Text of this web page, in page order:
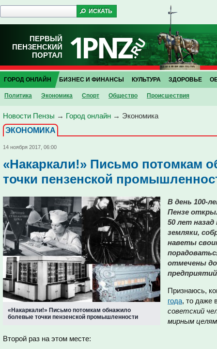
ПЕРВЫЙ
ПЕНЗЕНСКИЙ
ПОРТАЛ
ГОРОД ОНЛАЙН
Политика Экономика Спорт Общество Проиcшествия
БИЗНЕС И ФИНАНСЫ КУЛЬТУРА ЗДОРОВЬЕ
Новости Пензы → Город онлайн → Экономика
ЭКОНОМИКА
14 ноября 2017, 06:00
«Накаркали!» Письмо потомкам
точки пензенской
«Накаркали!» Письмо потомкам обнажило
болевые точки пензенской промышленности
В день 100-
Пензе
50 лет
земляки,
наветы
отмечены
Признаюсь,
года, то даже
советский
мирным
Второй раз на этом месте: